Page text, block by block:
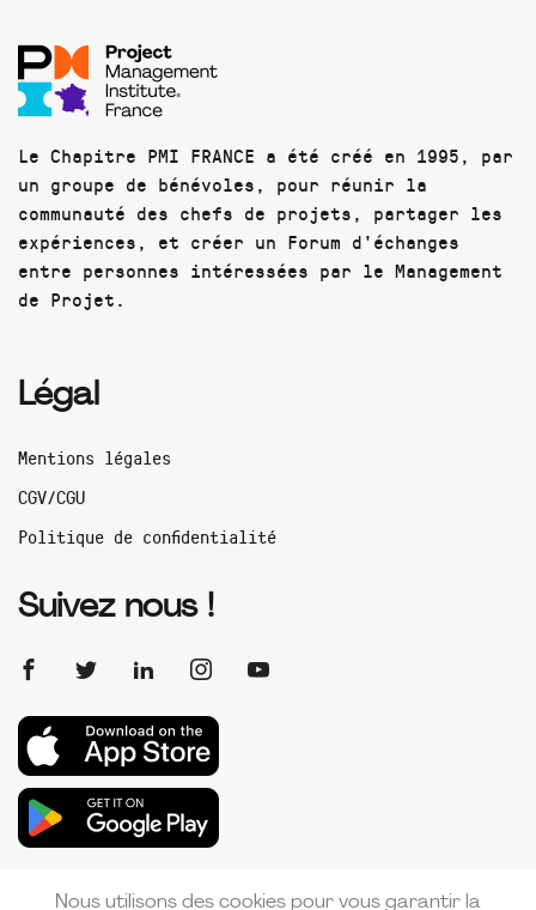
Le Chapitre PMI FRANCE a été créé en 1995, par
un groupe de bénévoles, pour réunir la
communauté des chefs de projets, partager les
expériences, et créer un Forum d'échanges
entre personnes intéressées par le Management
de Projet.
Légal
Mentions légales
CGV/CGU
Politique de confidentialité
Suivez nous !
Nous utilisons des cookies pour vous garantir la